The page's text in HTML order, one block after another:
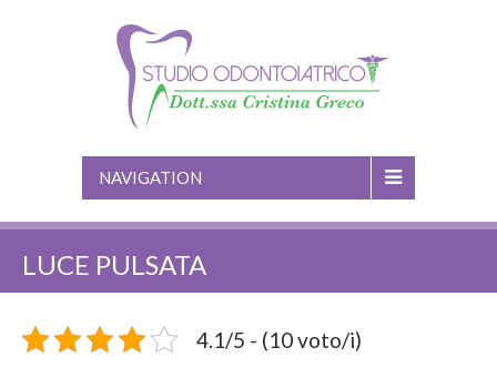
NAVIGATION
LUCE PULSATA
4.1/5 - (10 voto/i)